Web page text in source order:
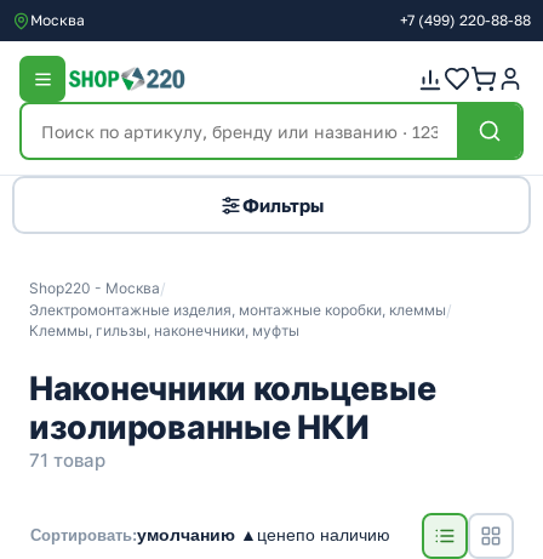
Москва +7 (499) 220-88-88
Фильтры
Shop220 - Москва/
Электромонтажные изделия, монтажные коробки, клеммы/
Клеммы, гильзы, наконечники, муфты
Наконечники кольцевые
изолированные НКИ
71 товар
Сортировать:умолчанию ▲ ценепо наличию